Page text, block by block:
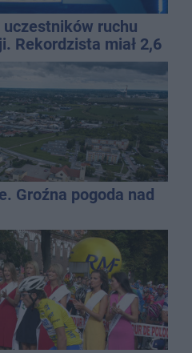
ruchu
Rekordzista miał 2,6
Groźna pogoda nad